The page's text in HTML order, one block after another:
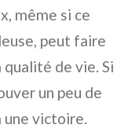
même si ce
peut faire
de vie. Si
un peu de
une victoire.